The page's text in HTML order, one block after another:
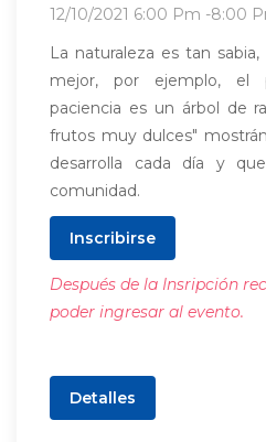
12/10/2021 6:00 Pm -8:00
La naturaleza es tan
mejor, por ejemplo, el
paciencia es un árbol de
frutos muy dulces"
desarrolla cada día y
comunidad.
Inscribirse
Después de la Insripción
poder ingresar al evento.
Detalles